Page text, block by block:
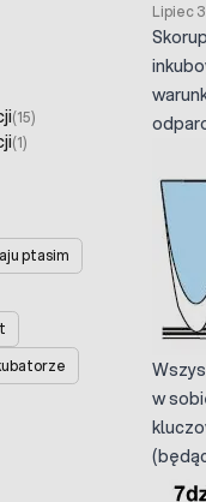
Lipiec
w
(15)
(1)
ptasim